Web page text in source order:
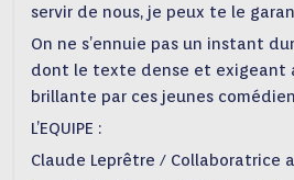
servir de nous, je peux te le
On ne s’ennuie pas un instant
dont le texte dense et exigeant
brillante par ces jeunes
L’EQUIPE :
Claude Leprêtre / Collaboratrice